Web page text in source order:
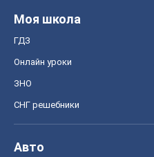
Моя школа
ГДЗ
Онлайн уроки
ЗНО
СНГ решебники
Авто